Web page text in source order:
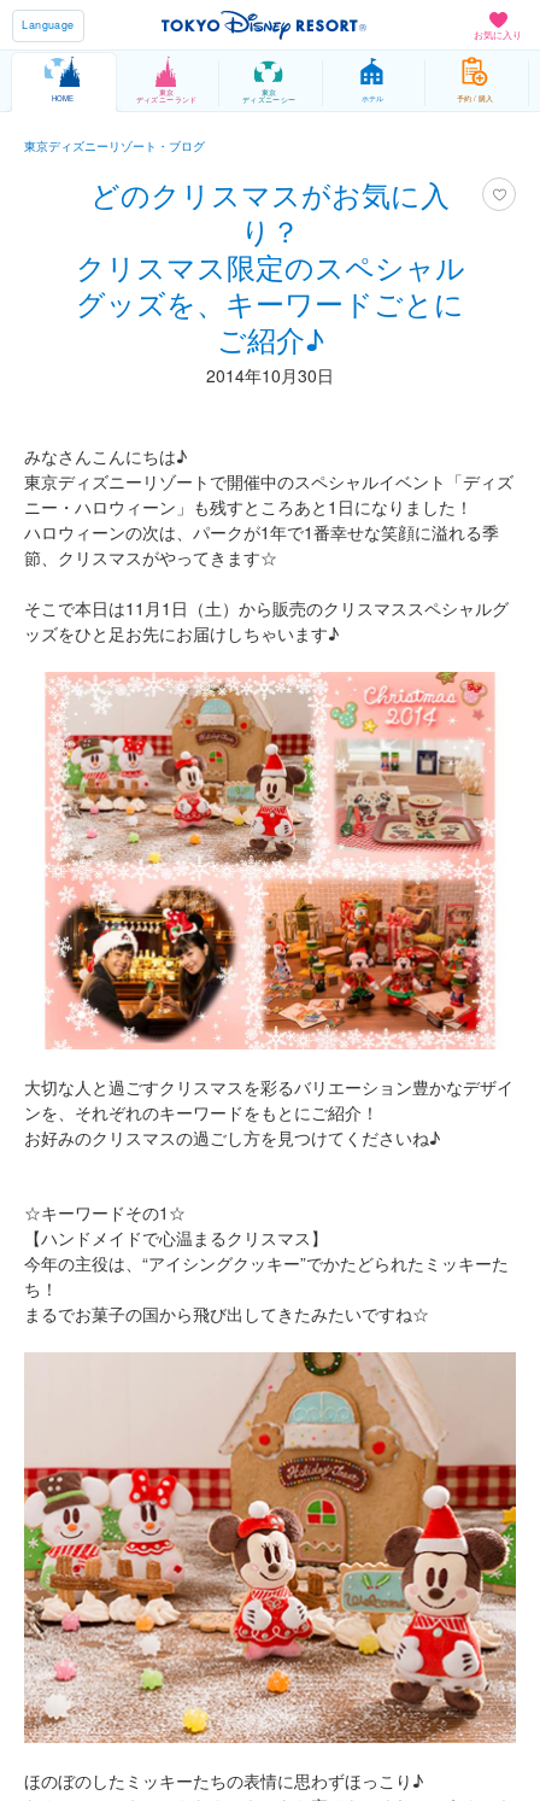
お気に入り
Language
HOME
東京
ディズニーランド
東京
ディズニーシー ホテル 予約 / 購入
東京ディズニーリゾート・ブログ
どのクリスマスがお気に入
り？
クリスマス限定のスペシャル
グッズを、キーワードごとに
ご紹介♪
2014年10月30日
みなさんこんにちは♪
東京ディズニーリゾートで開催中のスペシャルイベント「ディズ
ニー・ハロウィーン」も残すところあと1日になりました！
ハロウィーンの次は、パークが1年で1番幸せな笑顔に溢れる季
節、クリスマスがやってきます☆
そこで本日は11月1日（土）から販売のクリスマススペシャルグ
ッズをひと足お先にお届けしちゃいます♪
大切な人と過ごすクリスマスを彩るバリエーション豊かなデザイ
ンを、それぞれのキーワードをもとにご紹介！
お好みのクリスマスの過ごし方を見つけてくださいね♪
☆キーワードその1☆
【ハンドメイドで心温まるクリスマス】
今年の主役は、“アイシングクッキー”でかたどられたミッキーた
ち！
まるでお菓子の国から飛び出してきたみたいですね☆
ほのぼのしたミッキーたちの表情に思わずほっこり♪